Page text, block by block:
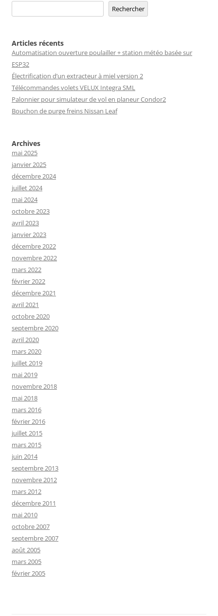
Rechercher
Articles récents
Automatisation ouverture poulailler + station météo basée sur
ESP32
Électrification d’un extracteur à miel version 2
Télécommandes volets VELUX Integra SML
Palonnier pour simulateur de vol en planeur Condor2
Bouchon de purge freins Nissan Leaf
Archives
mai 2025
janvier 2025
décembre 2024
juillet 2024
mai 2024
octobre 2023
avril 2023
janvier 2023
décembre 2022
novembre 2022
mars 2022
février 2022
décembre 2021
avril 2021
octobre 2020
septembre 2020
avril 2020
mars 2020
juillet 2019
mai 2019
novembre 2018
mai 2018
mars 2016
février 2016
juillet 2015
mars 2015
juin 2014
septembre 2013
novembre 2012
mars 2012
décembre 2011
mai 2010
octobre 2007
septembre 2007
août 2005
mars 2005
février 2005